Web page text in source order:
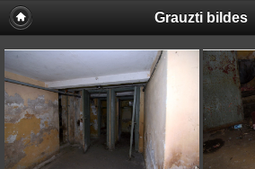
Grauzti bildes